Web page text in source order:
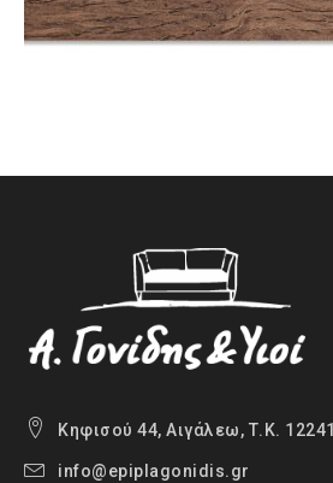
Κηφισού 44, Αιγάλεω, Τ.Κ. 12241
info@epiplagonidis.gr